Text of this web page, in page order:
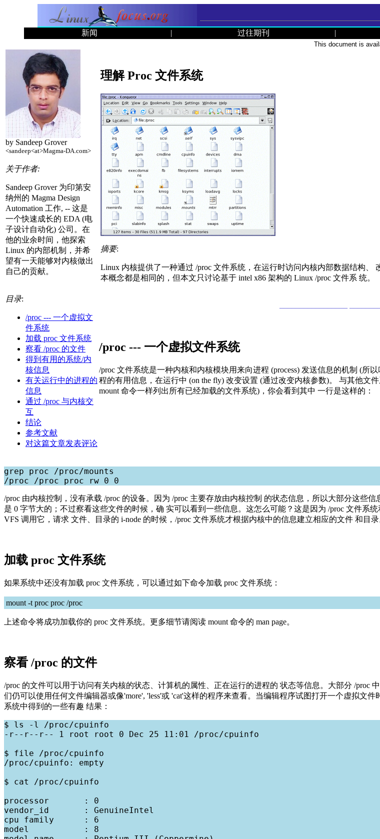
新闻 | 过往期刊 |
This document is
by Sandeep Grover
<sandeep<at>Magma-DA.com>
关于作者:
Sandeep Grover 为印第安
纳州的 Magma Design
Automation 工作, -- 这是
一个快速成长的 EDA (电
子设计自动化) 公司。在
他的业余时间，他探索
Linux 的内部机制，并希
望有一天能够对内核做出
自己的贡献。
目录:
/proc --- 一个虚拟文
件系统
加载 proc 文件系统
察看 /proc 的文件
得到有用的系统/内
核信息
有关运行中的进程的
信息
通过 /proc 与内核交
互
结论
参考文献
对这篇文章发表评论
理解 Proc 文件系统
摘要:
Linux 内核提供了一种通过 /proc 文件系统，在运行时访问内核内部数据结构
本概念都是相同的，但本文只讨论基于 intel x86 架构的 Linux /proc 文件系 统。
/proc --- 一个虚拟文件系统
/proc 文件系统是一种内核和内核模块用来向进程 (process) 发送信息的机制 (
程的有用信息，在运行中 (on the fly) 改变设置 (通过改变内核参数)。 与其他文
mount 命令一样列出所有已经加载的文件系统)，你会看到其中 一行是这样的：
grep proc /proc/mounts
/proc 由内核控制，没有承载 /proc 的设备。因为 /proc 主要存放由内核控制 的状态信息，所以大部分这些
是 0 字节大的；不过察看这些文件的时候，确 实可以看到一些信息。这怎么可能？这是因为 /proc 文件系
VFS 调用它，请求 文件、目录的 i-node 的时候，/proc 文件系统才根据内核中的信息建立相应的文件 和目录
加载 proc 文件系统
如果系统中还没有加载 proc 文件系统，可以通过如下命令加载 proc 文件系统：
mount -t proc proc /proc
上述命令将成功加载你的 proc 文件系统。更多细节请阅读 mount 命令的 man page。
察看 /proc 的文件
/proc 的文件可以用于访问有关内核的状态、计算机的属性、正在运行的进程的 状态等信息。大部分 /proc
们仍可以使用任何文件编辑器或像'more', 'less'或 'cat'这样的程序来查看。当编辑程序试图打开一个虚拟文
系统中得到的一些有趣 结果：
$ ls -l /proc/cpuinfo
-r--r--r-- 1 root root 0 Dec 25 11:01 /proc/cpuinfo
$ file /proc/cpuinfo
/proc/cpuinfo: empty
$ cat /proc/cpuinfo
processor       : 0
vendor_id       : GenuineIntel
cpu family      : 6
model           : 8